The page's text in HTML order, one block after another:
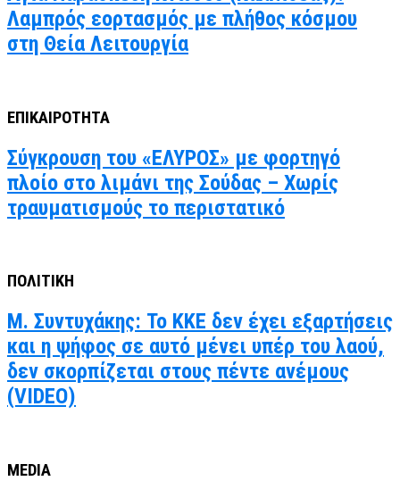
Λαμπρός εορτασμός με πλήθος κόσμου
στη Θεία Λειτουργία
ΕΠΙΚΑΙΡΟΤΗΤΑ
Σύγκρουση του «ΕΛΥΡΟΣ» με φορτηγό
πλοίο στο λιμάνι της Σούδας – Χωρίς
τραυματισμούς το περιστατικό
ΠΟΛΙΤΙΚΗ
Μ. Συντυχάκης: Το ΚΚΕ δεν έχει εξαρτήσεις
και η ψήφος σε αυτό μένει υπέρ του λαού,
δεν σκορπίζεται στους πέντε ανέμους
(VIDEO)
MEDIA